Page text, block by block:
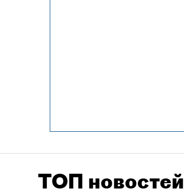
ТОП новостей